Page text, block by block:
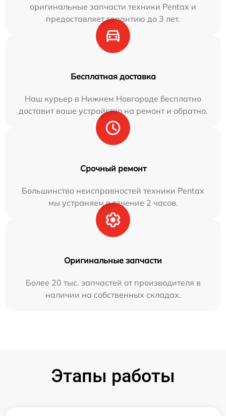
оригинальные запчасти техники Pentax и
предоставляет гарантию до 3 лет.
Бесплатная доставка
Наш курьер в Нижнем Новгороде бесплатно
доставит ваше устройство на ремонт и обратно.
Срочный ремонт
Большинство неисправностей техники Pentax
мы устраняем в течение 2 часов.
Оригинальные запчасти
Более 20 тыс. запчастей от производителя в
наличии на собственных складах.
Этапы работы